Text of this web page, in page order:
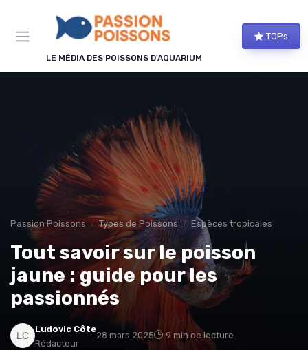
LE MÉDIA DES POISSONS D'AQUARIUM
TOPs
Passion Poissons Types de Poissons Espèces tropicales
Tout savoir sur le poisson
jaune : guide pour les
passionnés
Ludovic Côte
Rédacteur
28 mars 2025 9 min de lecture